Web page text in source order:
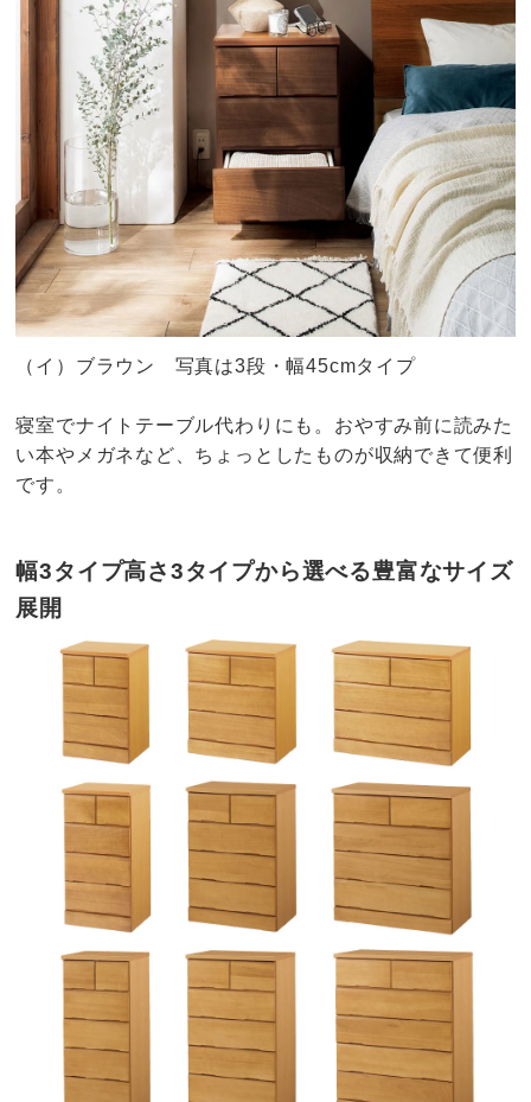
（イ）ブラウン 写真は3段・幅45cmタイプ
寝室でナイトテーブル代わりにも。おやすみ前に読みた
い本やメガネなど、ちょっとしたものが収納できて便利
です。
幅3タイプ高さ3タイプから選べる豊富なサイズ
展開